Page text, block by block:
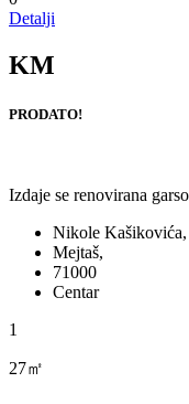
Detalji
KM
PRODATO!
Izdaje se renovirana
Nikole Kašikovića,
Mejtaš,
71000
Centar
1
27㎡